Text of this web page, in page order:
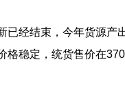
已经结束，今年货源产
格稳定，统货售价在